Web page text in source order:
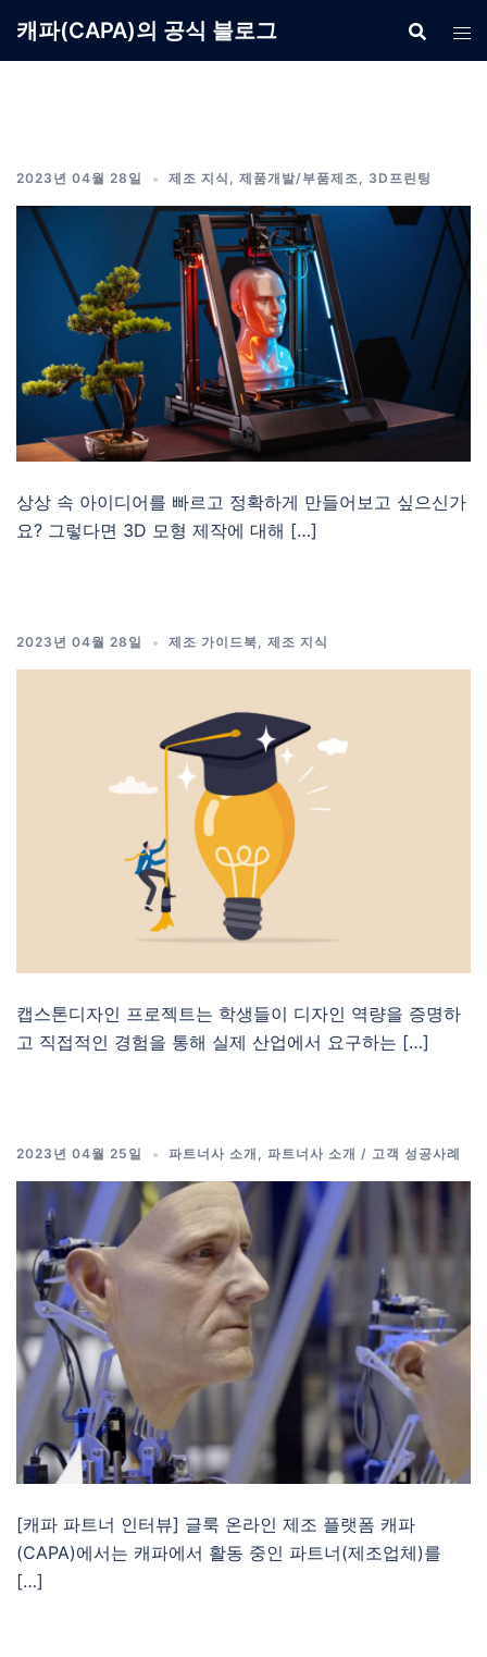
캐파(CAPA)의 공식 블로그
2023년 04월 28일 제조 지식 , 제품개발/부품제조, 3D프린팅
상상 속 아이디어를 빠르고 정확하게 만들어보고 싶으신가
요? 그렇다면 3D 모형 제작에 대해 […]
2023년 04월 28일 제조 가이드북, 제조 지식
캡스톤디자인 프로젝트는 학생들이 디자인 역량을 증명하
고 직접적인 경험을 통해 실제 산업에서 요구하는 […]
2023년 04월 25일 파트너사 소개 파트너사 소개 / 고객 성공사례
[캐파 파트너 인터뷰] 글룩 온라인 제조 플랫폼 캐파
(CAPA)에서는 캐파에서 활동 중인 파트너(제조업체)를
[…]